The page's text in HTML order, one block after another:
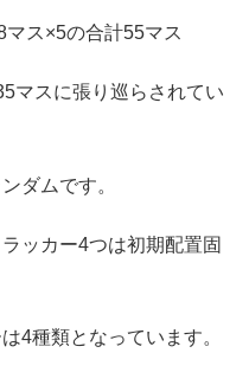
マス×5の合計55マス
マスに張り巡らされてい
ダムです。
ッカー4つは初期配置固
4種類となっています。